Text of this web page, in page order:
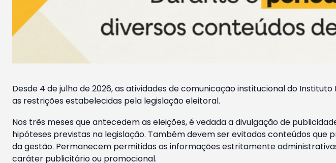
Desde 4 de julho de 2026, as atividades de comunicação institucional do
as restrições estabelecidas pela legislação eleitoral.
Nos três meses que antecedem as eleições, é vedada a divulgação de
hipóteses previstas na legislação. Também devem ser evitados conteúdos
da gestão. Permanecem permitidas as informações estritamente
caráter publicitário ou promocional.